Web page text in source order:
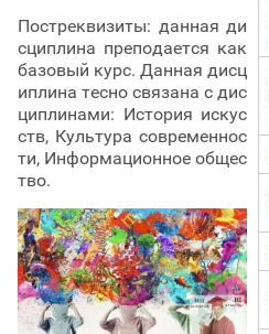
Постреквизиты: данная ди
сциплина преподается как
базовый курс. Данная дисц
иплина тесно связана с дис
циплинами: История искус
ств, Культура современнос
ти, Информационное общес
тво.